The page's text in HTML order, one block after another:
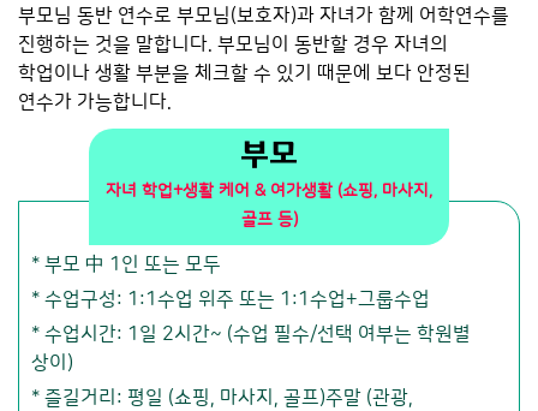
부모님 동반 연수로 부모님(보호자)과 자녀가 함께 어학연수를
진행하는 것을 말합니다. 부모님이 동반할 경우 자녀의
학업이나 생활 부분을 체크할 수 있기 때문에 보다 안정된
연수가 가능합니다.
부모
자녀 학업+생활 케어 & 여가생활 (쇼핑, 마사지,
골프 등)
* 부모 中 1인 또는 모두
* 수업구성: 1:1수업 위주 또는 1:1수업+그룹수업
* 수업시간: 1일 2시간~ (수업 필수/선택 여부는 학원별
상이)
* 즐길거리: 평일 (쇼핑, 마사지, 골프)주말 (관광,